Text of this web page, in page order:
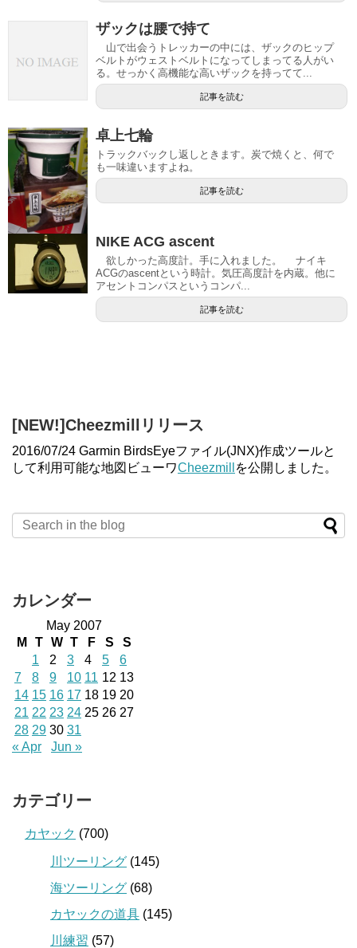
ザックは腰で持て
山で出会うトレッカーの中には、ザックのヒップ
ベルトがウェストベルトになってしまってる人がい
る。せっかく高機能な高いザックを持ってて...
記事を読む
卓上七輪
トラックバックし返しときます。炭で焼くと、何で
も一味違いますよね。
記事を読む
NIKE ACG ascent
欲しかった高度計。手に入れました。 ナイキ
ACGのascentという時計。気圧高度計を内蔵。他に
アセントコンパスというコンパ...
記事を読む
[NEW!]Cheezmillリリース
2016/07/24 Garmin BirdsEyeファイル(JNX)作成ツールと
して利用可能な地図ビューワCheezmill を公開しました。
カレンダー
May 2007
M
T W T F S
S
1
2 3 4 5
6
7
8 9 10 11 12 13
14 15 16 17 18 19 20
21 22 23 24 25 26 27
28 29 30 31
« Apr
Jun »
カテゴリー
カヤック (700)
川ツーリング (145)
海ツーリング (68)
カヤックの道具 (145)
川練習 (57)